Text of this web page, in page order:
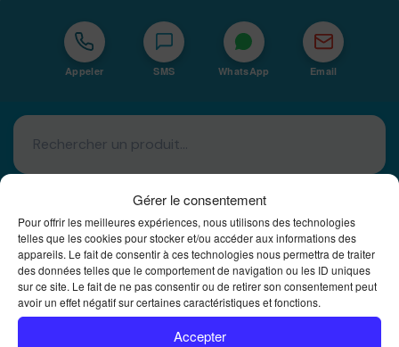
Gérer le consentement
Pour offrir les meilleures expériences, nous utilisons des technologies
telles que les cookies pour stocker et/ou accéder aux informations des
appareils. Le fait de consentir à ces technologies nous permettra de traiter
des données telles que le comportement de navigation ou les ID uniques
sur ce site. Le fait de ne pas consentir ou de retirer son consentement peut
avoir un effet négatif sur certaines caractéristiques et fonctions.
Accepter
Appeler SMS WhatsApp Email
Basé à La Réunion · 974
Bureautique Reunion Ei
Intégrateur de solutions d'impression Bureautique et
DTF à la Réunion